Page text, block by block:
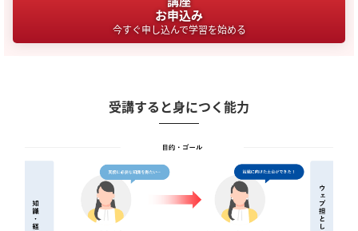
お申込み
今すぐ申し込んで学習を始める
受講すると身につく能力